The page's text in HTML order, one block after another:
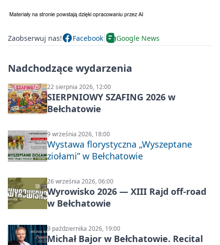
Zaobserwuj nas! Facebook Google News
Nadchodzące wydarzenia
22 sierpnia 2026, 12:00
SIERPNIOWY SZAFING 2026 w
Bełchatowie
9 września 2026, 18:00
Wystawa florystyczna „Wyszeptane
ziołami” w Bełchatowie
26 września 2026, 06:00
Wyrowisko 2026 — XIII Rajd off‑road
w Bełchatowie
9 października 2026, 19:00
Michał Bajor w Bełchatowie. Recital